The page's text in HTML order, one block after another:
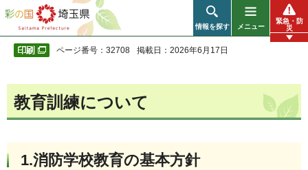
彩の国 埼玉県
情報を探す メニュー
緊急・防
災
ページ番号：32708 掲載日：2026年6月17日
教育訓練について
1.消防学校教育の基本方針